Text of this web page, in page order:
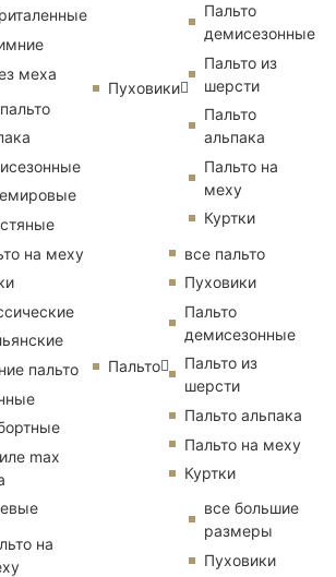
меха
на меху
пальто
max
на
Пуховики
Пальто
демисезонные
Пальто из
шерсти
Пальто
альпака
Пальто на
меху
Куртки
Пальто
все пальто
Пуховики
Пальто
демисезонные
Пальто из
шерсти
Пальто альпака
Пальто на меху
Куртки
все большие
размеры
Пуховики